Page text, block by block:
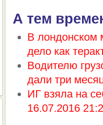
А тем
В лондонском
дело как
Водителю
дали три
ИГ взяла на
16.07.2016